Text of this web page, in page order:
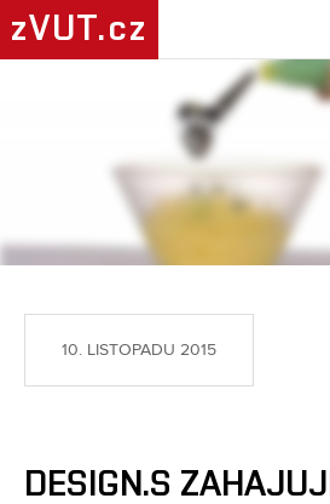
zVUT.cz
TÉMA
10. LISTOPADU 2015
DESIGN.S